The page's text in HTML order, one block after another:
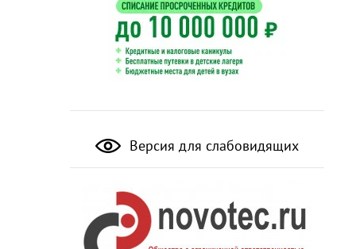
Версия для слабовидящих